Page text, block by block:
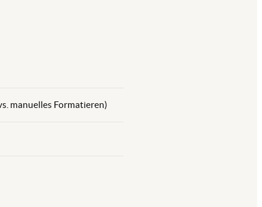
manuelles Formatieren)